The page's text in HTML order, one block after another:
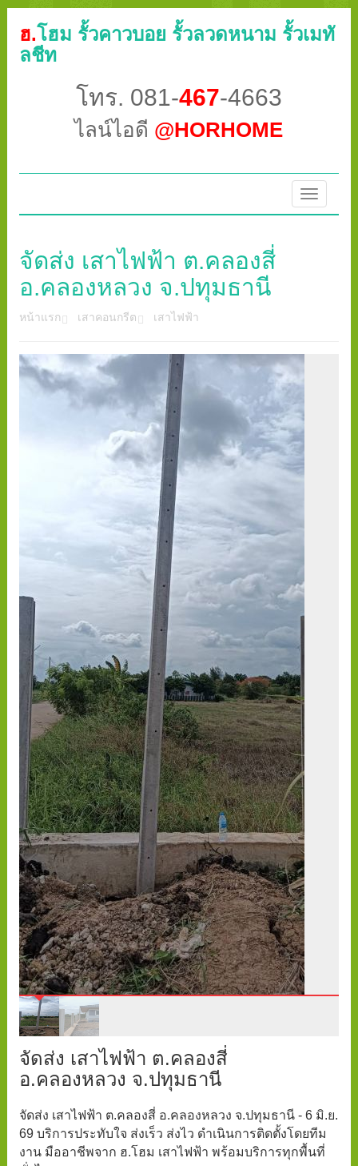
ฮ.โฮม รั้วคาวบอย รั้วลวดหนาม รั้วเมทั
ลชีท
โทร. 081-467-4663
ไลน์ไอดี @HORHOME
Toggle
จัดส่ง เสาไฟฟ้า ต.คลองสี่
อ.คลองหลวง จ.ปทุมธานี
หน้าแรก เสาคอนกรีต เสาไฟฟ้า
จัดส่ง เสาไฟฟ้า ต.คลองสี่
อ.คลองหลวง จ.ปทุมธานี
จัดส่ง เสาไฟฟ้า ต.คลองสี่ อ.คลองหลวง จ.ปทุมธานี - 6 มิ.ย.
69 บริการประทับใจ ส่งเร็ว ส่งไว ดำเนินการติดตั้งโดยทีม
งาน มืออาชีพจาก ฮ.โฮม เสาไฟฟ้า พร้อมบริการทุกพื้นที่